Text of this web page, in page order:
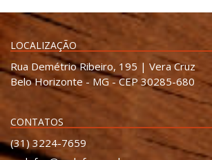
LOCALIZAÇÃO
Rua Demétrio Ribeiro, 195 | Vera Cruz
Belo Horizonte - MG - CEP 30285-680
CONTATOS
(31) 3224-7659